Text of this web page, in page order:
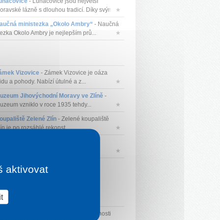
lázně s dlouhou tradicí. Díky svým...★
ministezka „Okolo Ambry“ - Naučná
Okolo Ambry je nejlepším prů...
★
Vizovice- Zámek Vizovice je oáza
a pohody. Nabízí útulné a z...
★
Jihovýchodní Moravy ve Zlíně-
vzniklo v roce 1935 tehdy...
★
Zelené Zlín- Zelené koupaliště
je po rozsáhlé rekonst...
★
★
- Baťův kanál je v současnosti
aktivovat